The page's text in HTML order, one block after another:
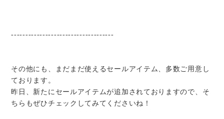
------------------------------------
その他にも、まだまだ使えるセールアイテム、多数ご用意し
ております。
昨日、新たにセールアイテムが追加されておりますので、そ
ちらもぜひチェックしてみてくださいね！